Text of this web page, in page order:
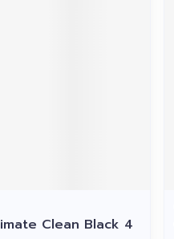
Clean Black 4